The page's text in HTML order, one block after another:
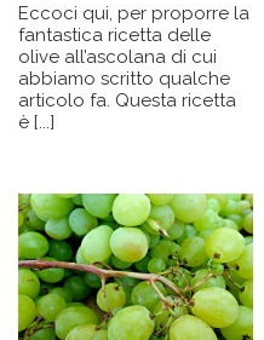
Eccoci qui, per proporre la
fantastica ricetta delle
olive all’ascolana di cui
abbiamo scritto qualche
articolo fa. Questa ricetta
è [...]